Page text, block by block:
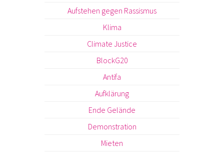
Aufstehen gegen Rassismus
Klima
Climate Justice
BlockG20
Antifa
Aufklärung
Ende Gelände
Demonstration
Mieten